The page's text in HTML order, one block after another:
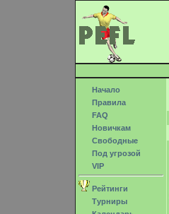
Начало
Правила
FAQ
Новичкам
Свободные
Под угрозой
VIP
Рейтинги
Турниры